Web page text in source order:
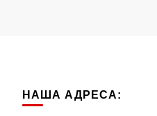
НАША АДРЕСА: